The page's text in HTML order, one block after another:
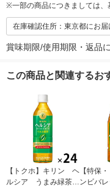
※一部の商品につきましては、
在庫確認住所：東京都にお届
賞味期限/使用期限・返品
この商品と関連するお
【トクホ】キリン ヘ
ルシア うまみ緑茶
【特保
ンビバ